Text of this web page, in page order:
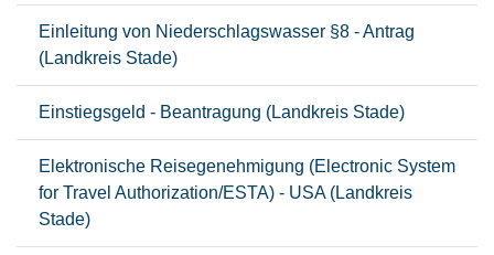
Einleitung von Niederschlagswasser §8 - Antrag
(Landkreis Stade)
Einstiegsgeld - Beantragung (Landkreis Stade)
Elektronische Reisegenehmigung (Electronic System
for Travel Authorization/ESTA) - USA (Landkreis
Stade)